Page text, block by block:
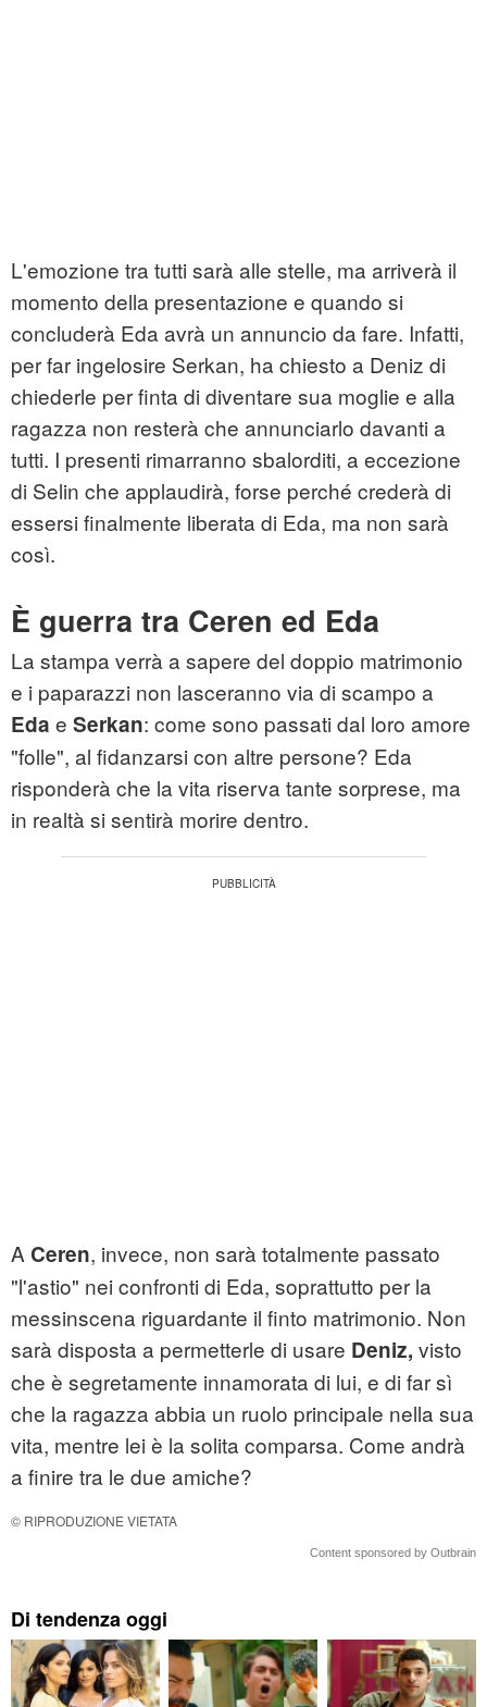
L'emozione tra tutti sarà alle stelle, ma arriverà il
momento della presentazione e quando si
concluderà Eda avrà un annuncio da fare. Infatti,
per far ingelosire Serkan, ha chiesto a Deniz di
chiederle per finta di diventare sua moglie e alla
ragazza non resterà che annunciarlo davanti a
tutti. I presenti rimarranno sbalorditi, a eccezione
di Selin che applaudirà, forse perché crederà di
essersi finalmente liberata di Eda, ma non sarà
così.
È guerra tra Ceren ed Eda
La stampa verrà a sapere del doppio matrimonio
e i paparazzi non lasceranno via di scampo a
Eda e Serkan: come sono passati dal loro amore
"folle", al fidanzarsi con altre persone? Eda
risponderà che la vita riserva tante sorprese, ma
in realtà si sentirà morire dentro.
A Ceren, invece, non sarà totalmente passato
"l'astio" nei confronti di Eda, soprattutto per la
messinscena riguardante il finto matrimonio. Non
sarà disposta a permetterle di usare Deniz, visto
che è segretamente innamorata di lui, e di far sì
che la ragazza abbia un ruolo principale nella sua
vita, mentre lei è la solita comparsa. Come andrà
a finire tra le due amiche?
© RIPRODUZIONE VIETATA
Content sponsored by Outbrain
Di tendenza oggi